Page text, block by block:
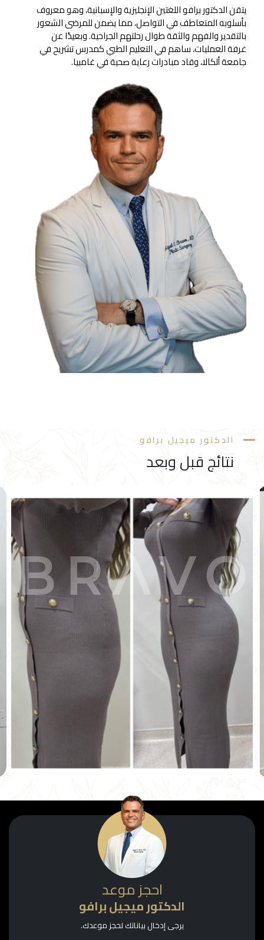
يتقن الدكتور برافو اللغتين الإنجليزية والإسبانية، وهو معروف
بأسلوبه المتعاطف في التواصل، مما يضمن للمرضى الشعور
بالتقدير والفهم والثقة طوال رحلتهم الجراحية. وبعيدًا عن
غرفة العمليات، ساهم في التعليم الطبي كمدرس تشريح في
جامعة ألكالا، وقاد مبادرات رعاية صحية في غامبيا.
الدكتور ميجيل برافو
نتائج قبل وبعد
احجز موعد
الدكتور ميجيل برافو
يرجى إدخال بياناتك لحجز موعدك.